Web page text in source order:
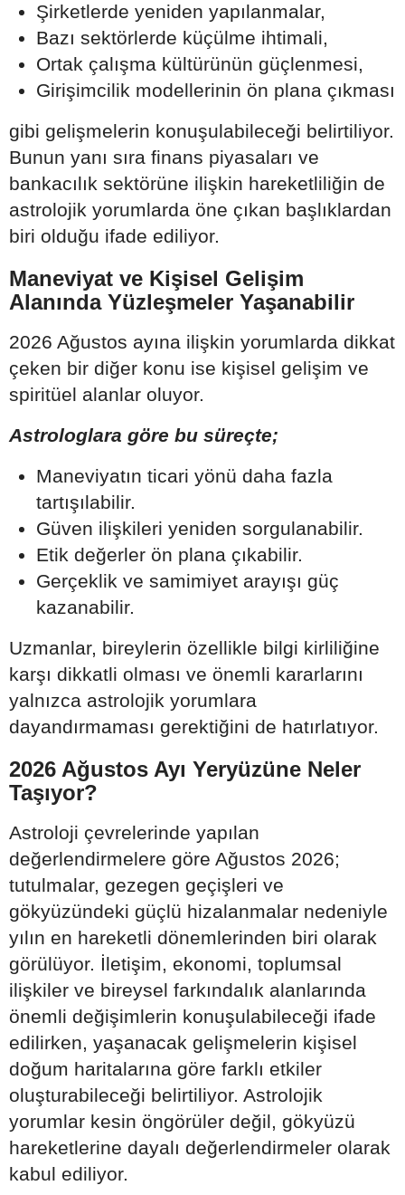
Şirketlerde yeniden yapılanmalar,
Bazı sektörlerde küçülme ihtimali,
Ortak çalışma kültürünün güçlenmesi,
Girişimcilik modellerinin ön plana çıkması
gibi gelişmelerin konuşulabileceği belirtiliyor.
Bunun yanı sıra finans piyasaları ve
bankacılık sektörüne ilişkin hareketliliğin de
astrolojik yorumlarda öne çıkan başlıklardan
biri olduğu ifade ediliyor.
Maneviyat ve Kişisel Gelişim
Alanında Yüzleşmeler Yaşanabilir
2026 Ağustos ayına ilişkin yorumlarda dikkat
çeken bir diğer konu ise kişisel gelişim ve
spiritüel alanlar oluyor.
Astrologlara göre bu süreçte;
Maneviyatın ticari yönü daha fazla
tartışılabilir.
Güven ilişkileri yeniden sorgulanabilir.
Etik değerler ön plana çıkabilir.
Gerçeklik ve samimiyet arayışı güç
kazanabilir.
Uzmanlar, bireylerin özellikle bilgi kirliliğine
karşı dikkatli olması ve önemli kararlarını
yalnızca astrolojik yorumlara
dayandırmaması gerektiğini de hatırlatıyor.
2026 Ağustos Ayı Yeryüzüne Neler
Taşıyor?
Astroloji çevrelerinde yapılan
değerlendirmelere göre Ağustos 2026;
tutulmalar, gezegen geçişleri ve
gökyüzündeki güçlü hizalanmalar nedeniyle
yılın en hareketli dönemlerinden biri olarak
görülüyor. İletişim, ekonomi, toplumsal
ilişkiler ve bireysel farkındalık alanlarında
önemli değişimlerin konuşulabileceği ifade
edilirken, yaşanacak gelişmelerin kişisel
doğum haritalarına göre farklı etkiler
oluşturabileceği belirtiliyor. Astrolojik
yorumlar kesin öngörüler değil, gökyüzü
hareketlerine dayalı değerlendirmeler olarak
kabul ediliyor.